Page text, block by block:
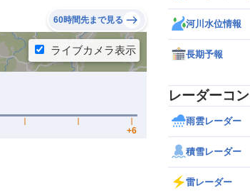
60時間先まで見る 河川水位情報
長期予報
レーダーコ
雨雲レーダー
積雪レーダー
雷レーダー